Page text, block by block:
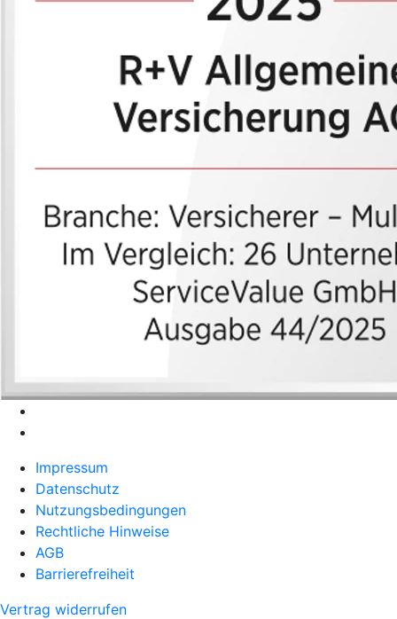
Impressum
Datenschutz
Nutzungsbedingungen
Rechtliche Hinweise
AGB
Barrierefreiheit
Vertrag widerrufen